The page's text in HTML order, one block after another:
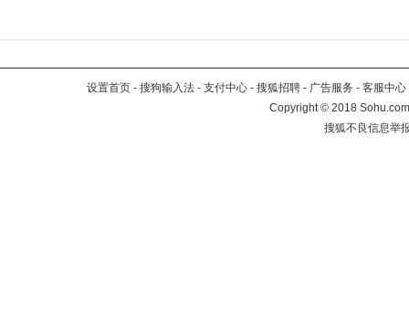
设置首页 - 搜狗输入法 - 支付中心 - 搜狐招聘 - 广告服务 - 客服中心
Copyright©2018
搜狐不良信息举